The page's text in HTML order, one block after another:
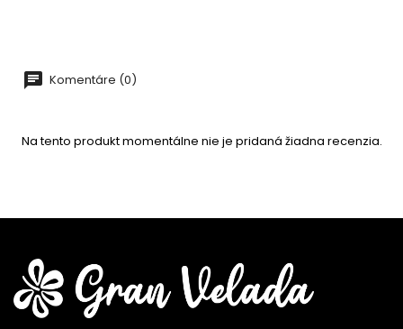
Komentáre (0)
Na tento produkt momentálne nie je pridaná žiadna recenzia.